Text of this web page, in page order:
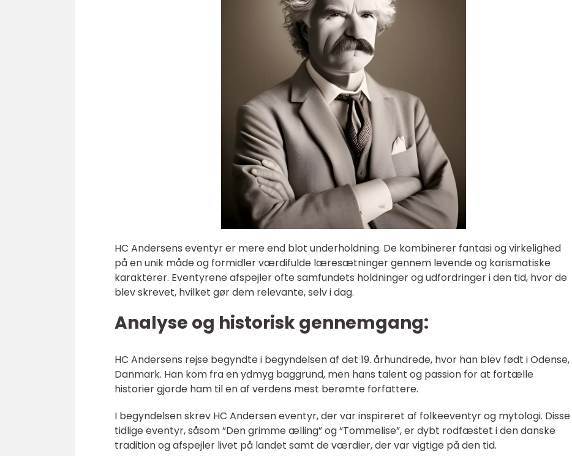
HC Andersens eventyr er mere end blot underholdning. De kombinerer fantasi og virkelighed
på en unik måde og formidler værdifulde læresætninger gennem levende og karismatiske
karakterer. Eventyrene afspejler ofte samfundets holdninger og udfordringer i den tid, hvor de
blev skrevet, hvilket gør dem relevante, selv i dag.
Analyse og historisk gennemgang:
HC Andersens rejse begyndte i begyndelsen af det 19. århundrede, hvor han blev født i Odense,
Danmark. Han kom fra en ydmyg baggrund, men hans talent og passion for at fortælle
historier gjorde ham til en af verdens mest berømte forfattere.
I begyndelsen skrev HC Andersen eventyr, der var inspireret af folkeeventyr og mytologi. Disse
tidlige eventyr, såsom “Den grimme ælling” og “Tommelise”, er dybt rodfæstet i den danske
tradition og afspejler livet på landet samt de værdier, der var vigtige på den tid.